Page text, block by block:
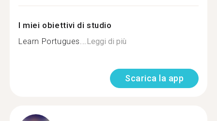
I miei obiettivi di studio
Learn Portugues...Leggi di più
Scarica la app